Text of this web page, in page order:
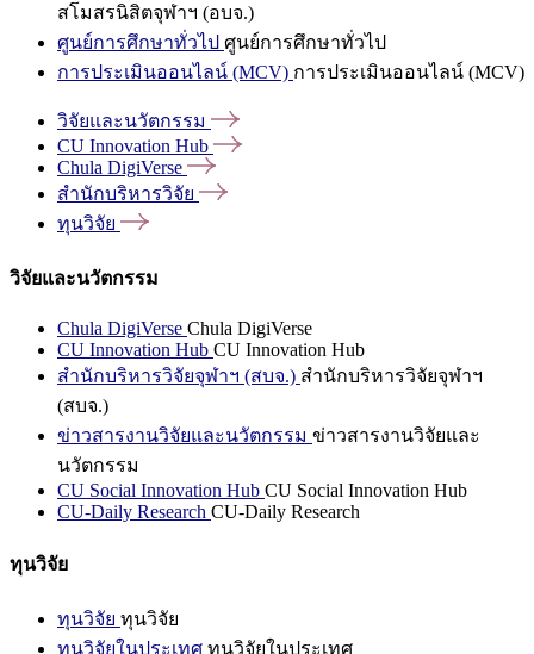
สโมสรนิสิตจุฬาฯ (อบจ.)
ศูนย์การศึกษาทั่วไป ศูนย์การศึกษาทั่วไป
การประเมินออนไลน์ (MCV) การประเมินออนไลน์ (MCV)
วิจัยและนวัตกรรม
CU Innovation Hub
Chula DigiVerse
สำนักบริหารวิจัย
ทุนวิจัย
วิจัยและนวัตกรรม
Chula DigiVerse Chula DigiVerse
CU Innovation Hub CU Innovation Hub
สำนักบริหารวิจัยจุฬาฯ (สบจ.) สำนักบริหารวิจัยจุฬาฯ
(สบจ.)
ข่าวสารงานวิจัยและนวัตกรรม ข่าวสารงานวิจัยและ
นวัตกรรม
CU Social Innovation Hub CU Social Innovation Hub
CU-Daily Research CU-Daily Research
ทุนวิจัย
ทุนวิจัย ทุนวิจัย
ทุนวิจัยในประเทศ ทุนวิจัยในประเทศ